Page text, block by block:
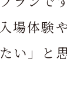
場体験
い」と